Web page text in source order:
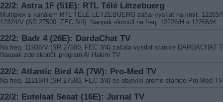
22/2: Astra 1F (51E): RTL Télé Lëtzebuerg
Multiplex s kanálem RTL TÉLÉ LËTZEBUERG začal vysílat na kmit. 12285/
12324/V (SR 27500, FEC 3/4). Naopak skončil na freq. 12226/H a 12266/H
22/2: Badr 4 (26E): DardaChat TV
Na freq. 11938/V (SR 27500, FEC 3/4) začala vysílat stanice DARDACHAT
Naopak zde skončil program Al Hakim TV
22/2: Atlantic Bird 4A (7W): Pro-Med TV
Na freq. 11219/H (SR 27500, FEC 3/4) se objevilo promo stanice Pro-Med TV
22/2: Eutelsat Sesat (16E): Jurnal TV